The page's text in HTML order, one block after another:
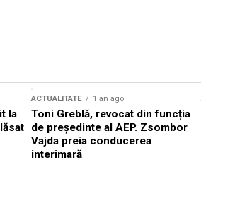
la
ACTUALITATE 1 an ago
Toni Greblă, revocat din funcția
de președinte al AEP. Zsombor
Vajda preia conducerea
interimară